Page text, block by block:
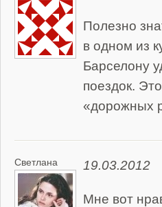
Полезно
в одном из
Барселону
поездок.
«дорожных
Светлана 19.03.2012
Мне вот